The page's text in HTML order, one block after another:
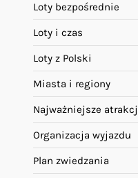
Loty bezpośrednie
Loty i czas
Loty z Polski
Miasta i regiony
Najważniejsze
Organizacja wyjazdu
Plan zwiedzania